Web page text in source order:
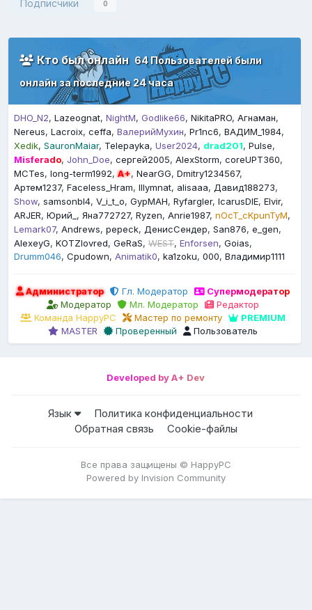
Подписчики 0
Кто был онлайн 64 Пользователей были
онлайн за последние 24 часа
DHO_N2 Lazeognat NightM Godlike66 NikitaPRO Агнаман
Nereus Lacroix ceffa ВалерийМухин Pr1nc6 ВАДИМ_1984
Xedik SauronMaiar Telepayka User2024 drad201 Pulse
Misferado John_Doe сергей2005 AlexStorm coreUPT360
MCTes long-term1992 A+ NearGG Dmitry1234567
Артем1237 Faceless_Hram Illymnat alisaaa
Давид188273
Show samsonbl4 V_i_t_o GypMAH Ryfargler IcarusDIE Elvir
ARJER Юрий_ Яна772727 Ryzen Anrie1987 nOcT_cKpunTyM
Lemark07 Andrews pepeck ДенисСендер San876 e_gen
AlexeyG KOTZlovred GeRaS WEST Enforsen Goias
Drumm046 Cpudown Animatik0 ka1zoku 000 Владимир1111
Администратор Гл. Модератор
Супермодератор
Модератор
Мл. Модератор
Редактор
Команда HappyPC
Мастер по ремонту
PREMIUM
MASTER
Проверенный Пользователь
Developed by A+ Dev
Язык
Политика конфиденциальности
Обратная связь
Cookie-файлы
Все права защищены © HappyPC
Powered by Invision Community